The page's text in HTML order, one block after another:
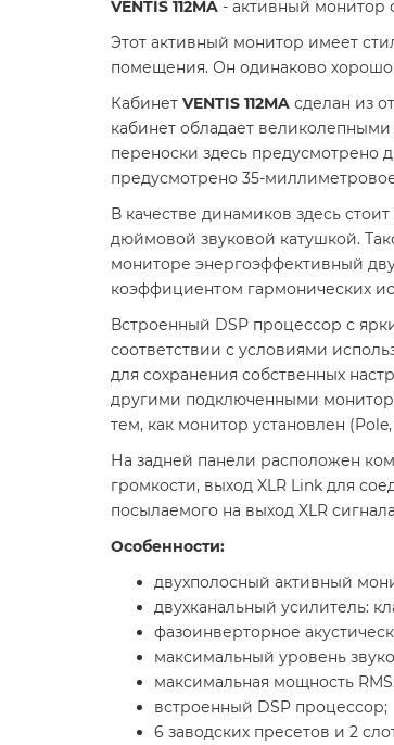
VENTIS 112MA - активный монитор
Этот активный монитор имеет
помещения. Он одинаково хорошо
Кабинет VENTIS 112MA сделан из
кабинет обладает
переноски здесь предусмотрено
предусмотрено 35-
В качестве динамиков здесь
дюймовой звуковой катушкой.
мониторе энергоэффективный
коэффициентом гармонических
Встроенный DSP процессор с
соответствии с условиями
для сохранения собственных
другими подключенными
тем, как монитор установлен
На задней панели расположен
громкости, выход XLR Link для
посылаемого на выход XLR
Особенности:
двухполосный активный
двухканальный усилитель:
фазоинверторное
максимальный уровень
максимальная мощность
встроенный DSP процессор;
6 заводских пресетов и 2